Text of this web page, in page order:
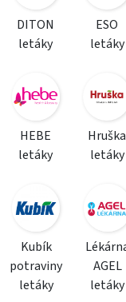
DITON
letáky
ESO
letáky
HEBE
letáky
Hruška
letáky
Kubík
potraviny
letáky
AGEL
letáky